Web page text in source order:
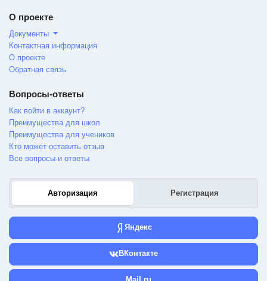
О проекте
Документы
Контактная информация
О проекте
Обратная связь
Вопросы-ответы
Как войти в аккаунт?
Преимущества для школ
Преимущества для учеников
Кто может оставить отзыв
Все вопросы и ответы
Авторизация Регистрация
Яндекс
ВКонтакте